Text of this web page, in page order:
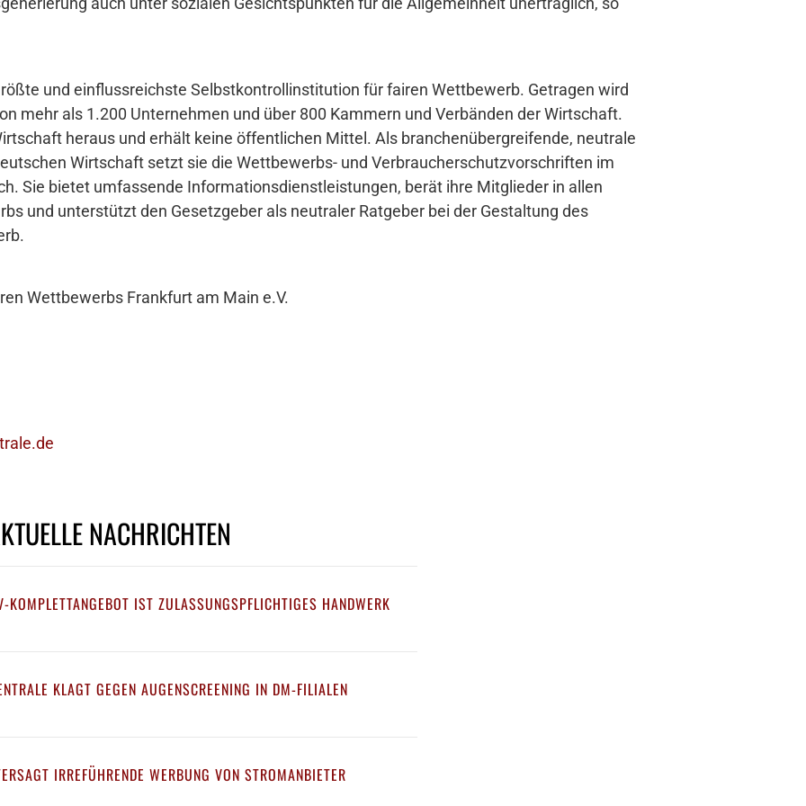
und einflussreichste Selbstkontrollinstitution für fairen Wettbewerb. Getragen wird
mehr als 1.200 Unternehmen und über 800 Kammern und Verbänden der Wirtschaft.
heraus und erhält keine öffentlichen Mittel. Als branchenübergreifende, neutrale
Wirtschaft setzt sie die Wettbewerbs- und Verbraucherschutzvorschriften im
Sie bietet umfassende Informationsdienstleistungen, berät ihre Mitglieder in allen
und unterstützt den Gesetzgeber als neutraler Ratgeber bei der Gestaltung des
Wettbewerbs Frankfurt am Main e.V.
NACHRICHTEN
KOMPLETTANGEBOT IST ZULASSUNGSPFLICHTIGES HANDWERK
KLAGT GEGEN AUGENSCREENING IN DM-FILIALEN
IRREFÜHRENDE WERBUNG VON STROMANBIETER